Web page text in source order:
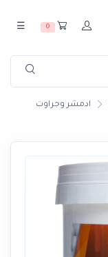
0
☰
ادمشر وجراوت